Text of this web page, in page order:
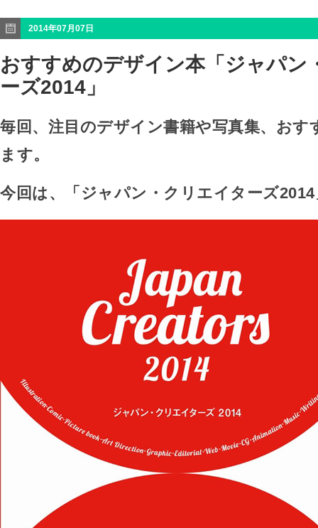
2014年07月07日
おすすめのデザイン本「ジャパン
ーズ2014」
毎回、注目のデザイン書籍や写真集、おす
ます。
今回は、「ジャパン・クリエイターズ